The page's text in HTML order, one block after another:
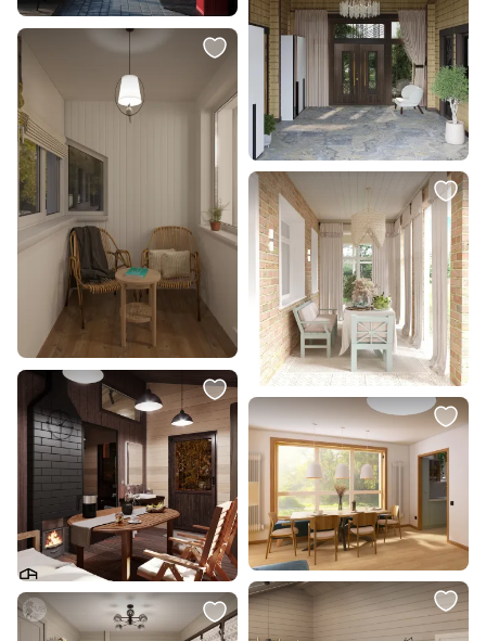
3 590 ₽
Подвесной светильник RONDO
85261
В корзину
4 710 ₽
Бра Omnilux Torri OML-50801-01
В корзину
7 500 ₽ 3 000 ₽
Подвесной светильник Eurosvet
Riche 25W E27 4690389188060
В корзину
5 765 ₽
Подвес Lumion SUMMER 6510/1A
SUSPENTIONI
В корзину